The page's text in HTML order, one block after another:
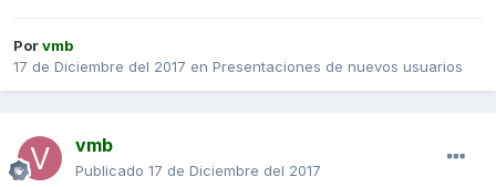
Porvmb
17 de Diciembre del 2017 en Presentaciones de nuevos usuarios
vmb
Publicado 17 de Diciembre del 2017